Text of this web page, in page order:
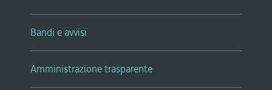
Bandi e avvisi
Amministrazione trasparente